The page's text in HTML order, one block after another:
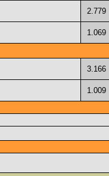
2.779
1.069
3.166
1.009